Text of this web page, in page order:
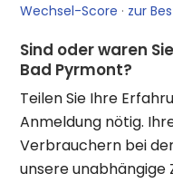
Wechsel-Score · zur
Sind oder waren
Bad Pyrmont?
Teilen Sie Ihre
Anmeldung nötig.
Verbrauchern bei
unsere